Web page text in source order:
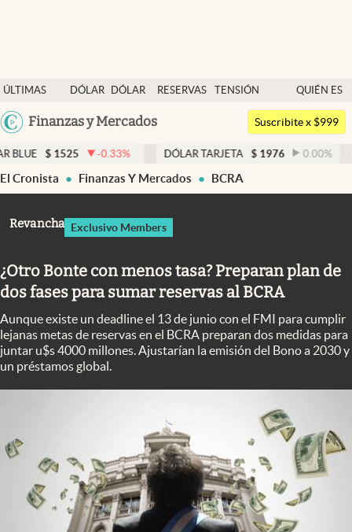
ÚLTIMAS
NOTICIAS
DÓLAR
DÓLAR
RESERVAS
TENSIÓN
GEOPOLÍTICA
QUIÉN ES
QUIÉN
Argentina
Finanzas y Mercados
Dólar
Members
Economía y Política
Finanzas y Mercados
Columnistas
Otras secciones
Apertura
Infotechnology
Clase
Mundial 2026
Eventos Corporativos
El Cronista Studio
Suscribite x $999
1525 -0.33% DÓLAR TARJETA $ 1976 0.00% DÓLAR
El Cronista Finanzas Y Mercados BCRA
Revancha Exclusivo Members
¿Otro Bonte con menos tasa? Preparan plan de
dos fases para sumar reservas al BCRA
Aunque existe un deadline el 13 de junio con el FMI para cumplir
lejanas metas de reservas en el BCRA preparan dos medidas para
juntar u$s 4000 millones. Ajustarían la emisión del Bono a 2030 y
un préstamos global.